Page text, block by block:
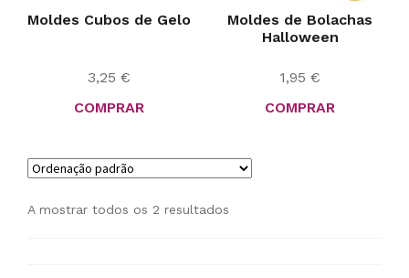
Moldes Cubos de Gelo
3,25 €
COMPRAR
Moldes de Bolachas
Halloween
1,95 €
COMPRAR
A mostrar todos os 2 resultados